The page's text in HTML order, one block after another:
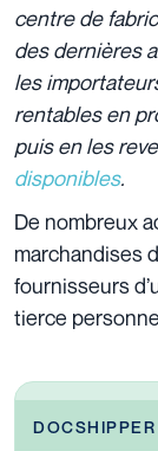
centre de
des dernières
les
rentables en
puis en les
disponibles.
De nombreux
marchandises
fournisseurs
tierce